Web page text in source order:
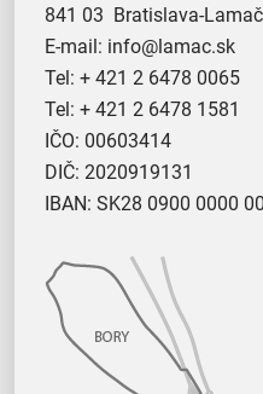
841 03 Bratislava-Lamač
E-mail: info@lamac.sk
Tel: + 421 2 6478 0065
Tel: + 421 2 6478 1581
IČO: 00603414
DIČ: 2020919131
IBAN: SK28 0900 0000